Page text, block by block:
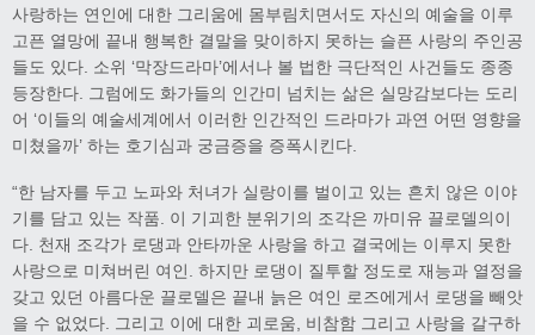
사랑하는 연인에 대한 그리움에 몸부림치면서도 자신의 예술을 이루
고픈 열망에 끝내 행복한 결말을 맞이하지 못하는 슬픈 사랑의 주인공
들도 있다. 소위 ‘막장드라마’에서나 볼 법한 극단적인 사건들도 종종
등장한다. 그럼에도 화가들의 인간미 넘치는 삶은 실망감보다는 도리
어 ‘이들의 예술세계에서 이러한 인간적인 드라마가 과연 어떤 영향을
미쳤을까’ 하는 호기심과 궁금증을 증폭시킨다.
“한 남자를 두고 노파와 처녀가 실랑이를 벌이고 있는 흔치 않은 이야
기를 담고 있는 작품. 이 기괴한 분위기의 조각은 까미유 끌로델의이
다. 천재 조각가 로댕과 안타까운 사랑을 하고 결국에는 이루지 못한
사랑으로 미쳐버린 여인. 하지만 로댕이 질투할 정도로 재능과 열정을
갖고 있던 아름다운 끌로델은 끝내 늙은 여인 로즈에게서 로댕을 빼앗
을 수 없었다. 그리고 이에 대한 괴로움, 비참함 그리고 사랑을 갈구하